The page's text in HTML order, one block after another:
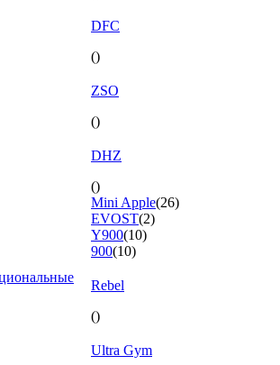
DFC
()
ZSO
()
DHZ
()
Mini Apple(26)
EVOST(2)
Y900(10)
900(10)
Rebel
()
Ultra Gym